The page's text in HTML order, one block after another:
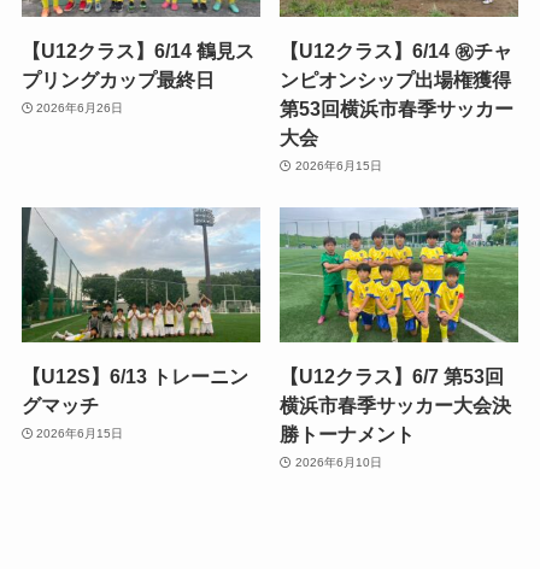
【U12クラス】6/14 鶴見ス
プリングカップ最終日
2026年6月26日
【U12クラス】6/14 ㊗️チャ
ンピオンシップ出場権獲得
第53回横浜市春季サッカー
大会
2026年6月15日
【U12S】6/13 トレーニン
グマッチ
2026年6月15日
【U12クラス】6/7 第53回
横浜市春季サッカー大会決
勝トーナメント
2026年6月10日